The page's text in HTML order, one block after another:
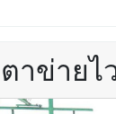
ตาข่ายไ